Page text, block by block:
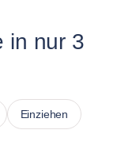
in nur 3
Einziehen